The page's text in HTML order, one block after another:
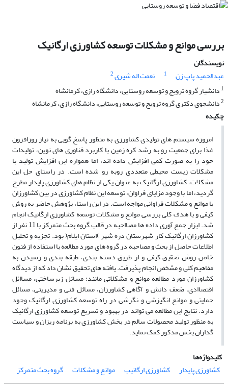
بررسی موانع و مشکلات توسعه کشاورزی ارگانیک
نویسندگان
عبدالحمید پاپ زن
1 نعمت اله شیری2
1 دانشیار گروه ترویج و توسعه روستایی، دانشگاه رازی، کرمانشاه
2دانشجوی دکتری گروه ترویج و توسعه روستایی، دانشگاه رازی، کرمانشاه
چکیده
امروزه سیستم های تولیدی کشاورزی به منظور پاسخ گویی به نیاز روزافزون
غذا برای جمعیت رو به رشد کره زمین با کاربرد فناوری های نوین، تولیدات
خود را به صورت کمی افزایش داده اند، اما همواره این افزایش تولید با
مشکلات زیست محیطی متعددی روبه رو شده است. در راستای حل این
مشکلات، کشاورزی ارگانیک به عنوان یکی از نظام های کشاورزی پایدار مطرح
گردید، اما با وجود مزایای فراوان، توسعه این نظام کشاورزی در بین کشاورزان
با موانع و مشکلات فراوانی مواجه است. در این راستا، پژوهش حاضر به روش
کیفی و با هدف کلی بررسی موانع و مشکلات توسعه کشاورزی ارگانیک انجام
شد. ابزار جمع آوری داده ها مصااحبه در قالب گروه بحث متمرکز با 11 نفر از
کشاورزان ارگانیک کار شهرستان دره شهر )استان ایلام( بود. تجزیه و تحلیل
اطلاعات حاصل از بحث و مصاحبه در گروه های مورد مطالعه با استفاده از فنون
خاص روش تحقیق کیفی و از طریق دسته بندی، طبقه بندی و رسیدن به
مفاهیم کلی و مشخص انجام پذیرفت. یافته های تحقیق نشان داد که از دیدگاه
کشاورزان مورد مطالعه موانع و مشکلاتی مانند: مسائل زیرساختی، مساائل
اقتصاادی، ضعف دانش و آگاهی کشاورزان، مسائل فنی و مدیریتی، مسائل
حمایتی و موانع انگیزشی و نگرشی در راه توسعه کشاورزی ارگانیک وجود
دارد. نتایج این مطالعه می تواند در بهبود و تسریع توسعه کشاورزی ارگانیک
به منظور تولید محصولات سالم در بخش کشاورزی به برنامه ریزان و سیاست
گذاران بخش مذکور کمک نماید.
کلیدواژه‌ها
کشاورزی پایدار
کشاورزی ارگانیب موانع و مشکلات گروه بحث متمرکز